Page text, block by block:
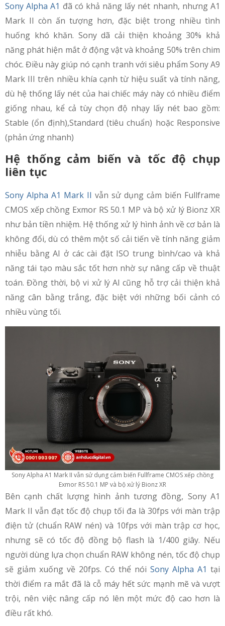
Sony Alpha A1 đã có khả năng lấy nét nhanh, nhưng A1
Mark II còn ấn tượng hơn, đặc biệt trong nhiều tình
huống khó khăn. Sony dã cải thiện khoảng 30% khả
năng phát hiện mắt ở động vật và khoảng 50% trên chim
chóc. Điều này giúp nó cạnh tranh với siêu phẩm Sony A9
Mark III trên nhiều khía cạnh từ hiệu suất và tính năng,
dù hệ thống lấy nét của hai chiếc máy này có nhiều điểm
giống nhau, kể cả tùy chọn độ nhạy lấy nét bao gồm:
Stable (ổn định),Standard (tiêu chuẩn) hoặc Responsive
(phản ứng nhanh)
Hệ thống cảm biến và tốc độ chụp
liên tục
Sony Alpha A1 Mark II vẫn sử dụng cảm biến Fullframe
CMOS xếp chồng Exmor RS 50.1 MP và bộ xử lý Bionz XR
như bản tiền nhiệm. Hệ thống xử lý hình ảnh về cơ bản là
không đổi, dù có thêm một số cải tiến về tính năng giảm
nhiễu bằng AI ở các cài đặt ISO trung bình/cao và khả
năng tái tạo màu sắc tốt hơn nhờ sự nâng cấp về thuật
toán. Đồng thời, bộ vi xử lý AI cũng hỗ trợ cải thiện khả
năng cân bằng trắng, đặc biệt với những bối cảnh có
nhiều vùng tối.
Sony Alpha A1 Mark II vẫn sử dụng cảm biến Fullframe CMOS xếp chồng
Exmor RS 50.1 MP và bộ xử lý Bionz XR
Bên cạnh chất lượng hình ảnh tương đồng, Sony A1
Mark II vẫn đạt tốc độ chụp tối đa là 30fps với màn trập
điện tử (chuẩn RAW nén) và 10fps với màn trập cơ học,
nhưng sẽ có tốc độ đồng bộ flash là 1/400 giây. Nếu
người dùng lựa chọn chuẩn RAW không nén, tốc độ chụp
sẽ giảm xuống về 20fps. Có thể nói Sony Alpha A1 tại
thời điểm ra mắt đã là cỗ máy hết sức mạnh mẽ và vượt
trội, nên việc nâng cấp nó lên một mức độ cao hơn là
điều rất khó.